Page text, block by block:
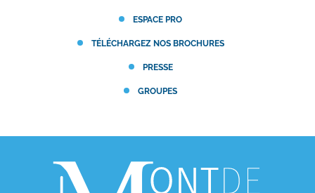
ESPACE PRO
TÉLÉCHARGEZ NOS BROCHURES
PRESSE
GROUPES